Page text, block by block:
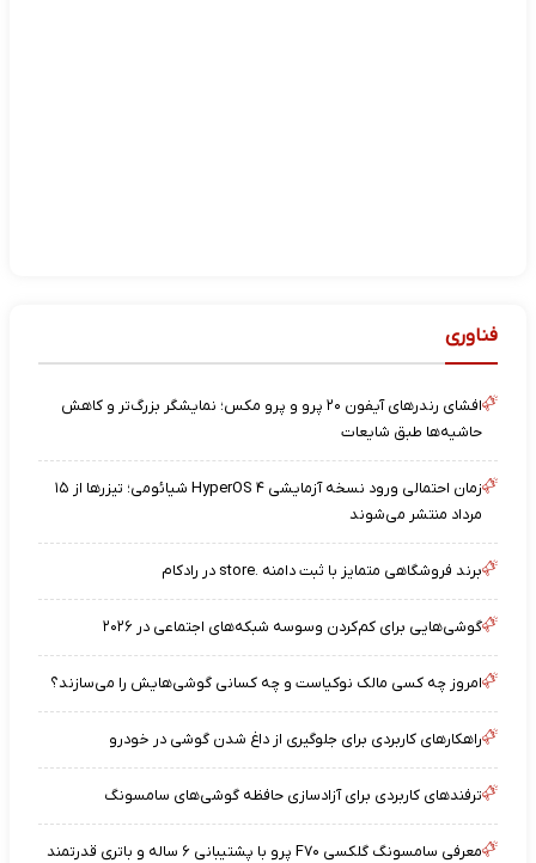
فناوری
افشای رندرهای آیفون ۲۰ پرو و پرو مکس؛ نمایشگر بزرگ‌تر و کاهش
حاشیه‌ها طبق شایعات
زمان احتمالی ورود نسخه آزمایشی HyperOS ۴ شیائومی؛ تیزرها از ۱۵
مرداد منتشر می‌شوند
برند فروشگاهی متمایز با ثبت دامنه .store در رادکام
گوشی‌هایی برای کم‌کردن وسوسه شبکه‌های اجتماعی در ۲۰۲۶
امروز چه کسی مالک نوکیاست و چه کسانی گوشی‌هایش را می‌سازند؟
راهکارهای کاربردی برای جلوگیری از داغ شدن گوشی در خودرو
ترفندهای کاربردی برای آزادسازی حافظه گوشی‌های سامسونگ
معرفی سامسونگ گلکسی F۷۰ پرو با پشتیبانی ۶ ساله و باتری قدرتمند